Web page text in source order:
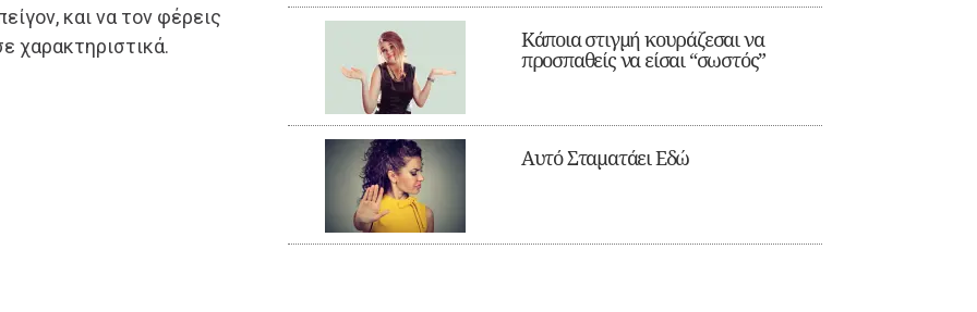
και να τον φέρεις
χαρακτηριστικά.
Κάποια στιγμή κουράζεσαι να
προσπαθείς να είσαι “σωστός”
Αυτό Σταματάει Εδώ